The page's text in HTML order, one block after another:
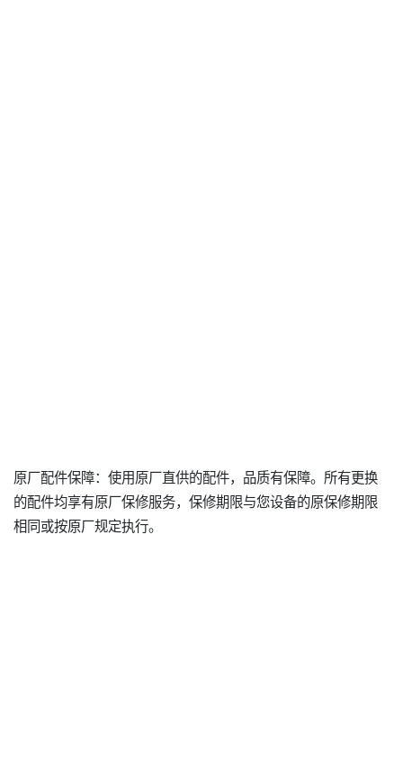
原厂配件保障：使用原厂直供的配件，品质有保障。所有更换
的配件均享有原厂保修服务，保修期限与您设备的原保修期限
相同或按原厂规定执行。